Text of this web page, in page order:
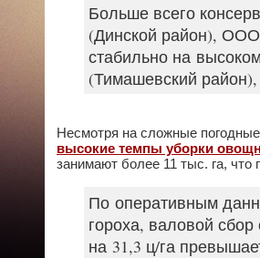
Больше всего
(Динской район),
стабильно на
(Тимашевский
Несмотря на сложные
высокие темпы уборки
занимают более 11 тыс. га, что
По оперативным
гороха, валовой сбор
на 31,3 ц/га